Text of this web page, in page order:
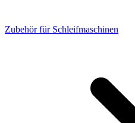
Zubehör für Schleifmaschinen